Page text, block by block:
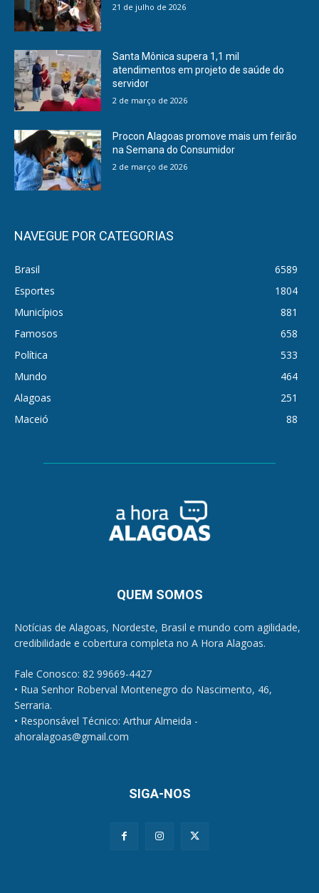
21 de julho de 2026
Santa Mônica supera 1,1 mil
atendimentos em projeto de saúde do
servidor
2 de março de 2026
Procon Alagoas promove mais um feirão
na Semana do Consumidor
2 de março de 2026
NAVEGUE POR CATEGORIAS
Brasil
6589
Esportes
1804
Municípios
881
Famosos
658
Política
533
Mundo
464
Alagoas
251
Maceió
88
QUEM SOMOS
Notícias de Alagoas, Nordeste, Brasil e mundo com agilidade,
credibilidade e cobertura completa no A Hora Alagoas.
Fale Conosco: 82 99669-4427
• Rua Senhor Roberval Montenegro do Nascimento, 46,
Serraria.
• Responsável Técnico: Arthur Almeida -
ahoralagoas@gmail.com
SIGA-NOS